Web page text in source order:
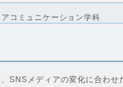
アコミュニケーション学科
SNSメディアの変化に合わせ